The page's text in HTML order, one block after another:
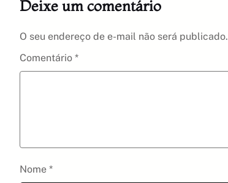
Deixe um comentário
O seu endereço de e-mail não será publicado.
Comentário *
Nome *